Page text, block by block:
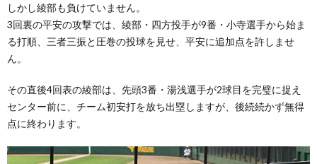
しかし綾部も負けていません。
3回裏の平安の攻撃では、綾部・四方投手が9番・小寺選手から始ま
る打順、三者三振と圧巻の投球を見せ、平安に追加点を許しませ
ん。
その直後4回表の綾部は、先頭3番・湯浅選手が2球目を完璧に捉え
センター前に、チーム初安打を放ち出塁しますが、後続続かず無得
点に終わります。